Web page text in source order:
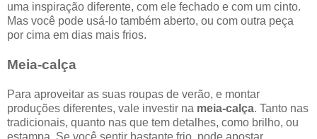
uma inspiração diferente, com ele fechado e com um cinto.
Mas você pode usá-lo também aberto, ou com outra peça
por cima em dias mais frios.
Meia-calça
Para aproveitar as suas roupas de verão, e montar
produções diferentes, vale investir na meia-calça. Tanto nas
tradicionais, quanto nas que tem detalhes, como brilho, ou
estampa. Se você sentir bastante frio, pode apostar